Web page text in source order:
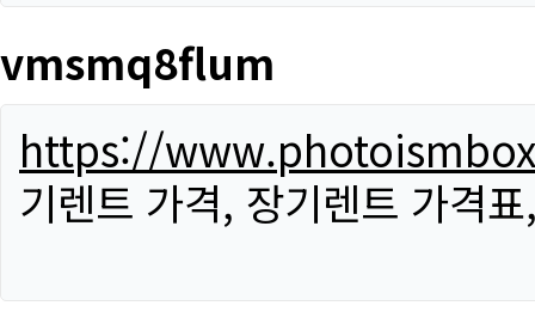
vmsmq8flum
https://
기렌트 가격, 장기렌트 가격